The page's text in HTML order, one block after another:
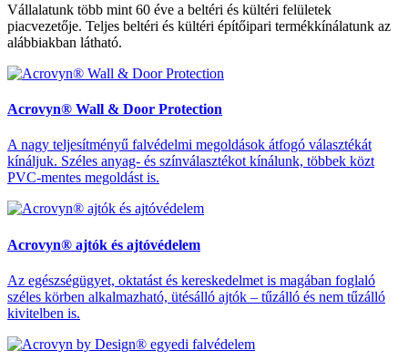
Vállalatunk több mint 60 éve a beltéri és kültéri felületek
piacvezetője. Teljes beltéri és kültéri építőipari termékkínálatunk az
alábbiakban látható.
Acrovyn® Wall & Door Protection
A nagy teljesítményű falvédelmi megoldások átfogó választékát
kínáljuk. Széles anyag- és színválasztékot kínálunk, többek közt
PVC-mentes megoldást is.
Acrovyn® ajtók és ajtóvédelem
Az egészségügyet, oktatást és kereskedelmet is magában foglaló
széles körben alkalmazható, ütésálló ajtók – tűzálló és nem tűzálló
kivitelben is.